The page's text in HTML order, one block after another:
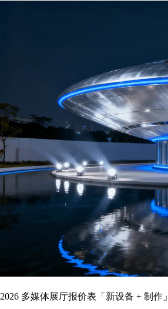
2026 多媒体展厅报价表「新设备 + 制作」